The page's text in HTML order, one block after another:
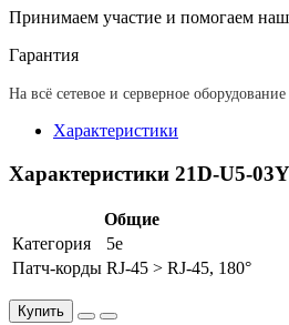
Принимаем участие и помогаем
Гарантия
На всё сетевое и серверное
Характеристики
Характеристики 21D-U5-
Общие
Категория
5e
Патч-корды RJ-45 > RJ-45, 180°
Купить